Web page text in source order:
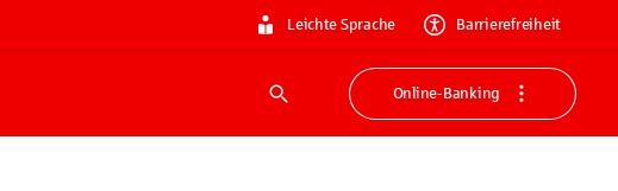
Leichte Sprache Barrierefreiheit
Suche
Online-Banking